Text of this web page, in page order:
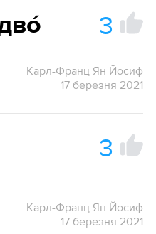
3
Карл-Франц Ян Йосиф
17 березня 2021
3
Карл-Франц Ян Йосиф
17 березня 2021